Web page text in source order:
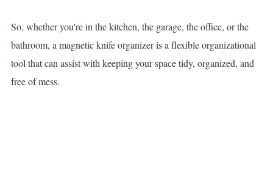
So, whether you're in the kitchen, the garage, the office, or the
bathroom, a magnetic knife organizer is a flexible organizational
tool that can assist with keeping your space tidy, organized, and
free of mess.